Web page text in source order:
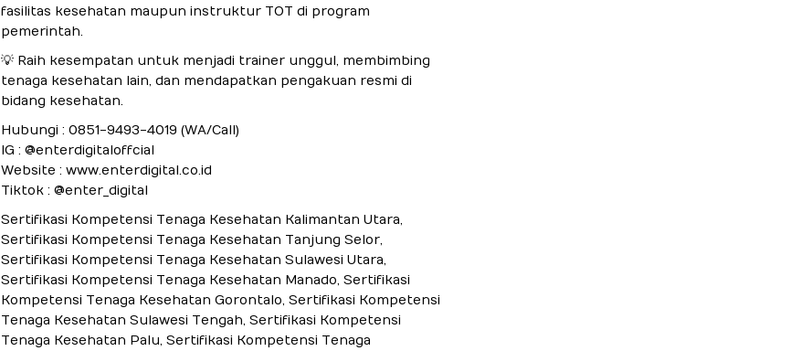
fasilitas kesehatan maupun instruktur TOT di program
pemerintah.
💡 Raih kesempatan untuk menjadi trainer unggul, membimbing
tenaga kesehatan lain, dan mendapatkan pengakuan resmi di
bidang kesehatan.
Hubungi : 0851-9493-4019 (WA/Call)
IG : @enterdigitaloffcial
Website : www.enterdigital.co.id
Tiktok : @enter_digital
Sertifikasi Kompetensi Tenaga Kesehatan Kalimantan Utara,
Sertifikasi Kompetensi Tenaga Kesehatan Tanjung Selor,
Sertifikasi Kompetensi Tenaga Kesehatan Sulawesi Utara,
Sertifikasi Kompetensi Tenaga Kesehatan Manado, Sertifikasi
Kompetensi Tenaga Kesehatan Gorontalo, Sertifikasi Kompetensi
Tenaga Kesehatan Sulawesi Tengah, Sertifikasi Kompetensi
Tenaga Kesehatan Palu, Sertifikasi Kompetensi Tenaga